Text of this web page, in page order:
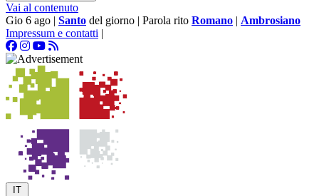
Vai al contenuto
Gio 6 ago | Santo del giorno | Parola rito Romano | Ambrosiano
Impressum e contatti |
IT